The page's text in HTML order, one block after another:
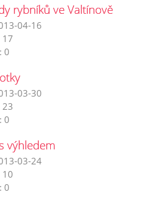
rybníků ve Valtínově
04-16
17
0
03-30
23
0
výhledem
03-24
10
0